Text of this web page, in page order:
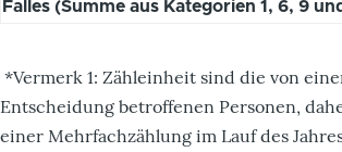
Falles (Summe aus Kategorien 1, 6, 9
*Vermerk 1: Zähleinheit sind die von
Entscheidung betroffenen Personen,
einer Mehrfachzählung im Lauf des